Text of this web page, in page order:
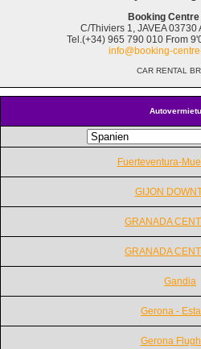
Fuerteventura-
GIJON
GRANADA
GRANADA
Gandia
Gerona -
Gerona
Booking Centre
C/Thiviers 1, JAVEA 03730
Tel.(+34) 965 790 010 From
info@booking-
CAR RENTAL